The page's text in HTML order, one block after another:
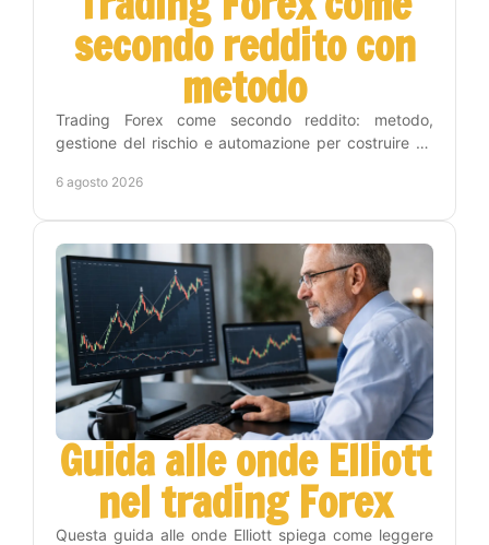
secondo reddito con
metodo
Trading Forex come secondo reddito: metodo,
gestione del rischio e automazione per costruire un
giorno.
6 agosto 2026
Guida alle onde Elliott
nel trading Forex
Questa guida alle onde Elliott spiega come leggere